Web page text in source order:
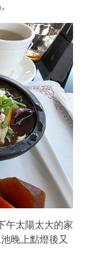
午太陽太大的家
晚上點燈後又